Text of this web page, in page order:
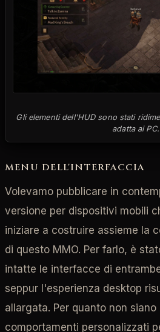
Gli elementi dell'HUD sono stati
adatta ai PC.
MENU DELL'INTERFACCIA
Volevamo pubblicare in
versione per dispositivi mobili
iniziare a costruire assieme la
di questo MMO. Per farlo, è
intatte le interfacce di
seppur l'esperienza desktop
allargata. Per quanto non
comportamenti personalizzati